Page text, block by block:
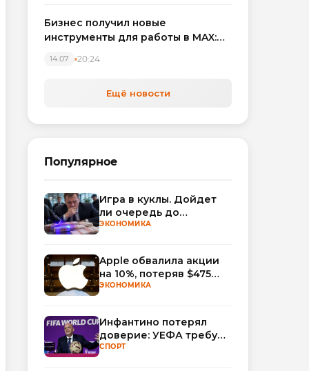
Бизнес получил новые
инструменты для работы в MAX:
автоматизируют обработку
14.07 20:24
Ещё новости
Популярное
Игра в куклы. Дойдет
ли очередь до
Миллера?
ЭКОНОМИКА
Apple обвалила акции
на 10%, потеряв $475
млрд капитализации
ЭКОНОМИКА
Инфантино потерял
доверие: УЕФА требует
смены руководства
СПОРТ